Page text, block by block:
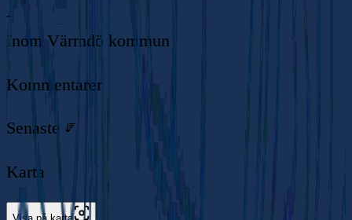
-
Inom Värmdö kommun
Kommentarer
Senaste
Karta